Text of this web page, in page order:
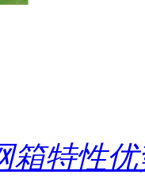
箱特性优